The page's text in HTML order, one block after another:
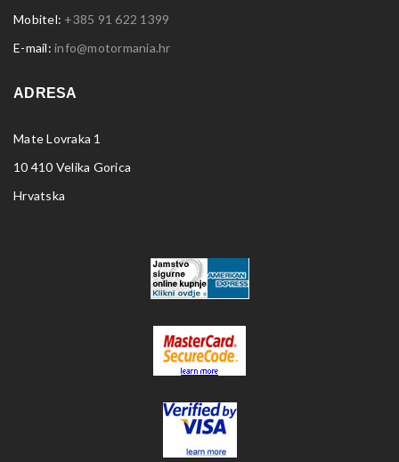
Mobitel: +385 91 622 1399
E-mail: info@motormania.hr
ADRESA
Mate Lovraka 1
10 410 Velika Gorica
Hrvatska